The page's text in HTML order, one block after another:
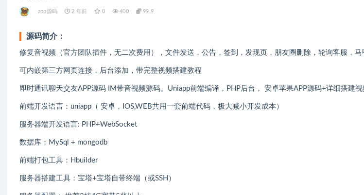
app源码 2 年前 0 400 99.9
源码简介：
修复音视频（官方团队插件，无二次费用），文件发送，公告，签到，发现页，朋友圈删除，轮询客服，马
可内嵌第三方网页连接，后台添加，带完整视频搭建教程
即时通讯聊天交友APP源码 IM带音视频源码。Uniapp前端编译，PHP后台， 安卓苹果APP源码+详细搭建视
前端开发语言：uniapp（ 安卓，IOS,WEB共用一套前端代码，极大减小开发成本）
服务器端开发语言: PHP+WebSocket
数据库：MySql + mongodb
前端打包工具：Hbuilder
服务器搭建工具：宝塔+宝塔自带终端（或SSH）